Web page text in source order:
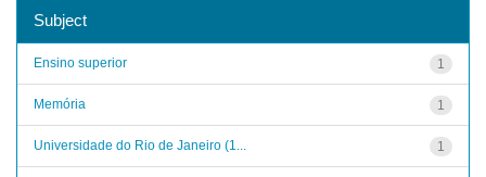
Subject
1
Ensino superior
1
Memória
1
Universidade do Rio de Janeiro (1...